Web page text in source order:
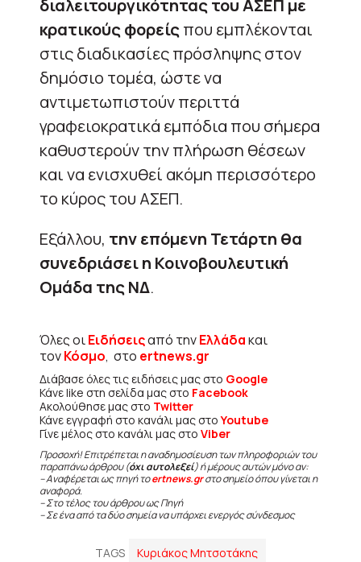
διαλειτουργικότητας του ΑΣΕΠ με
κρατικούς φορείςπου εμπλέκονται
στις διαδικασίες πρόσληψης στον
δημόσιο τομέα, ώστε να
αντιμετωπιστούν περιττά
γραφειοκρατικά εμπόδια που σήμερα
καθυστερούν την πλήρωση θέσεων
και να ενισχυθεί ακόμη περισσότερο
το κύρος του ΑΣΕΠ.
Εξάλλου, την επόμενη Τετάρτη θα
συνεδριάσει η Κοινοβουλευτική
Ομάδα της ΝΔ.
Όλες οιΕιδήσειςαπό τηνΕλλάδακαι
τονΚόσμο, στο ertnews.gr
Διάβασε όλες τις ειδήσεις μας στο Google
Κάνε like στη σελίδα μας στο Facebook
Ακολούθησε μας στο Twitter
Κάνε εγγραφή στο κανάλι μας στοYoutube
Γίνε μέλος στο κανάλι μας στο Viber
Προσοχή! Επιτρέπεται η αναδημοσίευση των πληροφοριών του
παραπάνω άρθρου (όχι αυτολεξεί) ή μέρους αυτών μόνο αν:
– Αναφέρεται ως πηγή τοertnews.grστο σημείο όπου γίνεται η
αναφορά.
– Στο τέλος του άρθρου ως Πηγή
– Σε ένα από τα δύο σημεία να υπάρχει ενεργός σύνδεσμος
TAGS Κυριάκος Μητσοτάκης